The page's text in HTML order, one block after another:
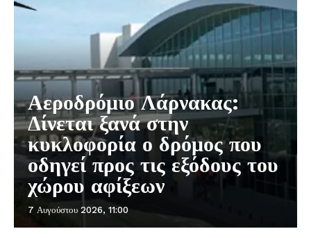
Αεροδρόμιο Λάρνακας:
Δίνεται ξανά στην
κυκλοφορία ο δρόμος που
οδηγεί προς τις εξόδους του
χώρου αφίξεων
7 Αυγούστου 2026, 11:00